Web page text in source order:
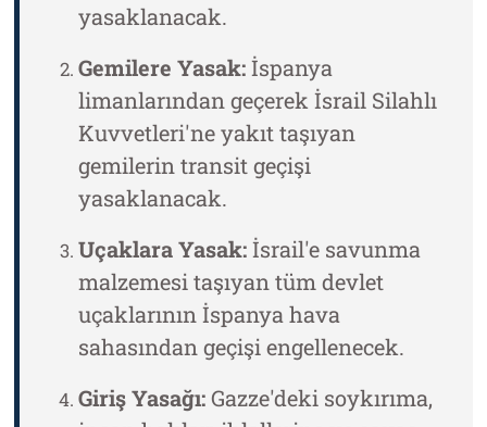
yasaklanacak.
Gemilere Yasak:İspanya
limanlarından geçerek İsrail Silahlı
Kuvvetleri'ne yakıt taşıyan
gemilerin transit geçişi
yasaklanacak.
Uçaklara Yasak:İsrail'e savunma
malzemesi taşıyan tüm devlet
uçaklarının İspanya hava
sahasından geçişi engellenecek.
Giriş Yasağı:Gazze'deki soykırıma,